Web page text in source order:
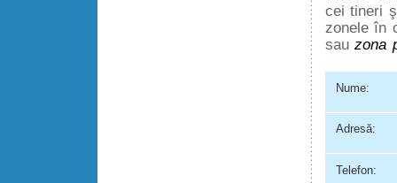
cei tineri
zonele în
sauzona
Nume:
Adresă:
Telefon: